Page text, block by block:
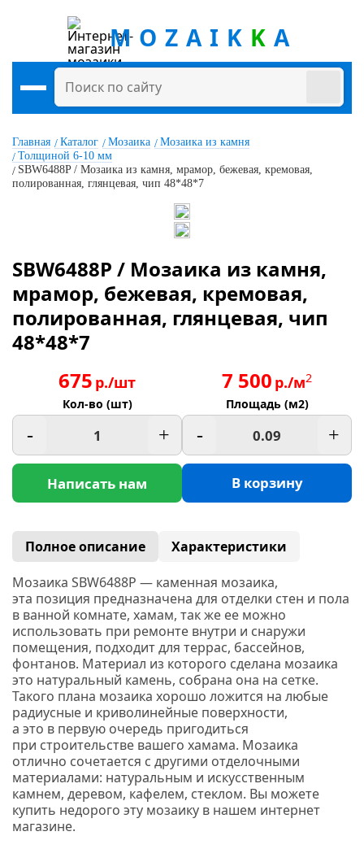
MOZAIK K A
Главная Каталог Мозаика
Мозаика из камня
Толщиной 6-10 мм
SBW6488P / Мозаика из камня, мрамор, бежевая, кремовая,
полированная, глянцевая, чип 48*48*7
SBW6488P / Мозаика из камня,
мрамор, бежевая, кремовая,
полированная, глянцевая, чип
48*48*7
675 р./шт
Кол-во (шт)
- +
Написать нам
7 500 р./м2
Площадь (м2)
- +
В корзину
Полное описание
Характеристики
Мозаика SBW6488P — каменная мозаика,
эта позиция предназначена для отделки стен и пола
в ванной комнате, хамам, так же ее можно
использовать при ремонте внутри и снаружи
помещения, подходит для террас, бассейнов,
фонтанов. Материал из которого сделана мозаика
это натуральный камень, собрана она на сетке.
Такого плана мозаика хорошо ложится на любые
радиусные и криволинейные поверхности,
а это в первую очередь пригодиться
при строительстве вашего хамама. Мозаика
отлично сочетается с другими отделочными
материалами: натуральным и искусственным
камнем, деревом, кафелем, стеклом. Вы можете
купить недорого эту мозаику в нашем интернет
магазине.